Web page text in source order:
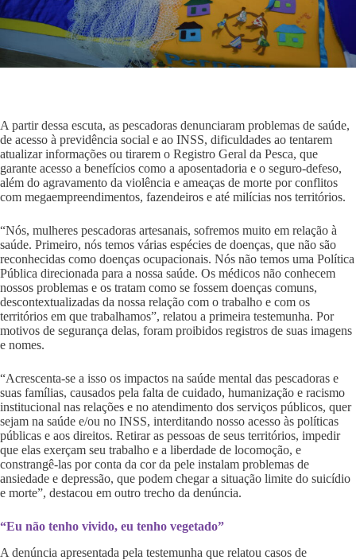
A partir dessa escuta, as pescadoras denunciaram problemas de saúde,
de acesso à previdência social e ao INSS, dificuldades ao tentarem
atualizar informações ou tirarem o Registro Geral da Pesca, que
garante acesso a benefícios como a aposentadoria e o seguro-defeso,
além do agravamento da violência e ameaças de morte por conflitos
com megaempreendimentos, fazendeiros e até milícias nos territórios.
“Nós, mulheres pescadoras artesanais, sofremos muito em relação à
saúde. Primeiro, nós temos várias espécies de doenças, que não são
reconhecidas como doenças ocupacionais. Nós não temos uma Política
Pública direcionada para a nossa saúde. Os médicos não conhecem
nossos problemas e os tratam como se fossem doenças comuns,
descontextualizadas da nossa relação com o trabalho e com os
territórios em que trabalhamos”, relatou a primeira testemunha. Por
motivos de segurança delas, foram proibidos registros de suas imagens
e nomes.
“Acrescenta-se a isso os impactos na saúde mental das pescadoras e
suas famílias, causados pela falta de cuidado, humanização e racismo
institucional nas relações e no atendimento dos serviços públicos, quer
sejam na saúde e/ou no INSS, interditando nosso acesso às políticas
públicas e aos direitos. Retirar as pessoas de seus territórios, impedir
que elas exerçam seu trabalho e a liberdade de locomoção, e
constrangê-las por conta da cor da pele instalam problemas de
ansiedade e depressão, que podem chegar a situação limite do suicídio
e morte”, destacou em outro trecho da denúncia.
“Eu não tenho vivido, eu tenho vegetado”
A denúncia apresentada pela testemunha que relatou casos de